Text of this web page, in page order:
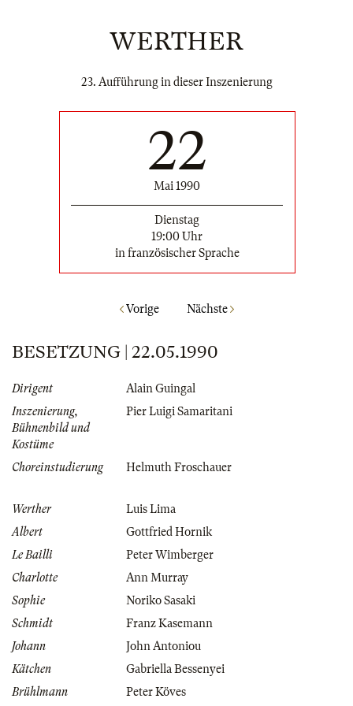
WERTHER
23. Aufführung in dieser Inszenierung
22
Mai 1990
Dienstag
19:00 Uhr
in französischer Sprache
Vorige Nächste
BESETZUNG | 22.05.1990
Dirigent
Alain Guingal
Inszenierung,
Bühnenbild und
Kostüme
Pier Luigi Samaritani
Choreinstudierung Helmuth Froschauer
Werther
Luis Lima
Albert
Gottfried Hornik
Le Bailli
Peter Wimberger
Charlotte
Ann Murray
Sophie
Noriko Sasaki
Schmidt
Franz Kasemann
Johann
John Antoniou
Kätchen
Gabriella Bessenyei
Brühlmann
Peter Köves